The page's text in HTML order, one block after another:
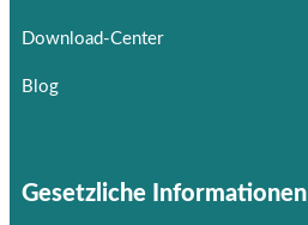
Download-Center
Blog
Gesetzliche Informationen